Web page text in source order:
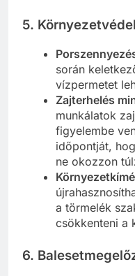
5.
során
vízpermetet
Zajterhelés
munkálatok
figyelembe
időpontját,
ne okozzon
a törmelék
csökkenteni a
6.